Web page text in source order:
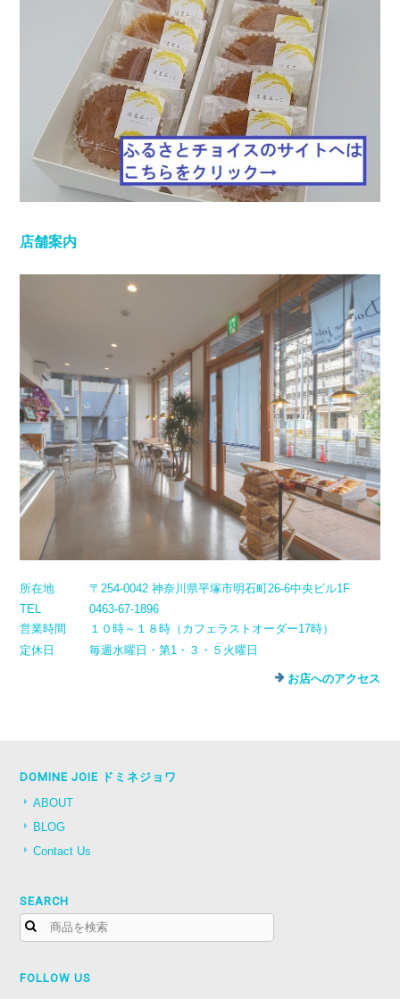
店舗案内
所在地
〒254-0042 神奈川県平塚市明石町26-6中央ビル1F
TEL
0463-67-1896
営業時間
１０時～１８時（カフェラストオーダー17時）
定休日
毎週水曜日・第1・３・５火曜日
お店へのアクセス
DOMINE JOIE ドミネジョワ
ABOUT
BLOG
Contact Us
SEARCH
FOLLOW US